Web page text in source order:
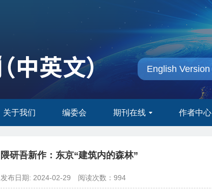
English Version
关于我们 编委会 期刊在线 作者中心
隈研吾新作：东京“建筑内的森林”
发布日期: 2024-02-29 阅读次数： 994